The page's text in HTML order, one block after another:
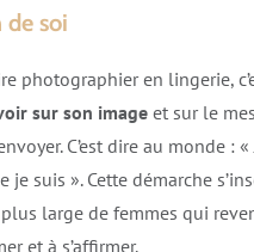
de soi
photographier en lingerie,
sur son imageet sur le
C’est dire au monde : «
je suis ». Cette démarche
large de femmes qui
et à s’affirmer.